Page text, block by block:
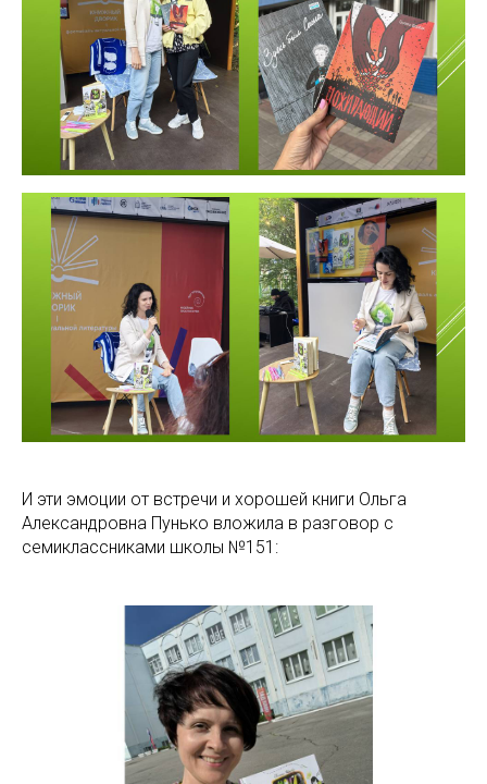
И эти эмоции от встречи и хорошей книги Ольга
Александровна Пунько вложила в разговор с
семиклассниками школы №151: